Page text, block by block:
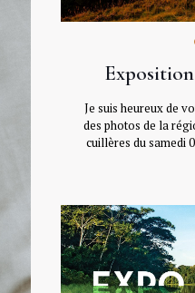
Je suis heureux de
des photos de la
cuillères du samedi